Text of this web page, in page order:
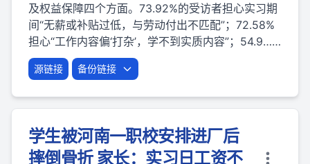
及权益保障四个方面。73.92%的受访者担心实习期
间“无薪或补贴过低，与劳动付出不匹配”；72.58%
担心“工作内容偏‘打杂’，学不到实质内容”；54.9……
源链接 备份链接
学生被河南一职校安排进厂后
摔倒骨折 家长：实习日工资不